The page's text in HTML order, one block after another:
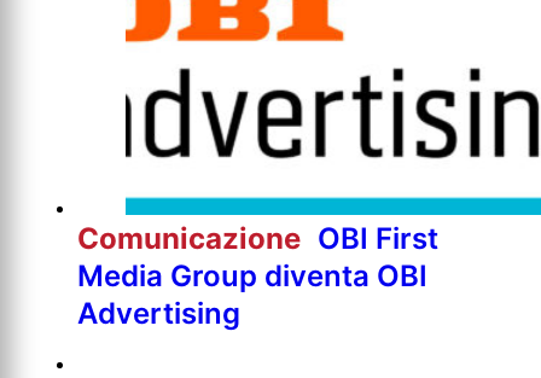
Comunicazione OBI First
Media Group diventa OBI
Advertising